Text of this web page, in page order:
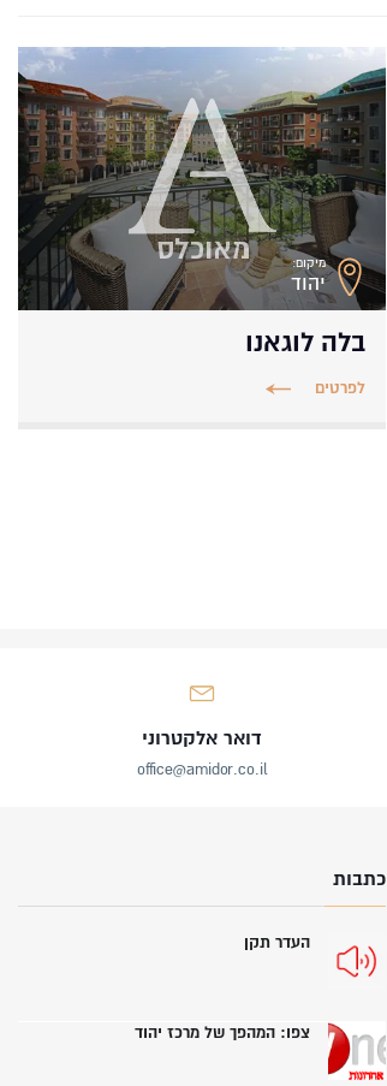
מיקום:
יהוד
בלה לוגאנו
לפרטים
דואר אלקטרוני
office@amidor.co.il
כתבות
העדר תקן
צפו: המהפך של מרכז יהוד